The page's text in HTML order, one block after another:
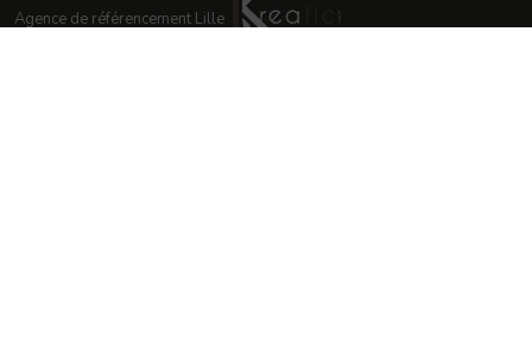
Agence de référencement Lille